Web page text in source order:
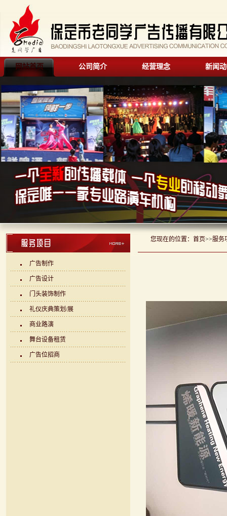
网站首页 公司简介 经营理念 新闻
广告制作
广告设计
门头装饰制作
礼仪庆典策划/展
商业路演
舞台设备租赁
广告位招商
您现在的位置： 首页>>服务